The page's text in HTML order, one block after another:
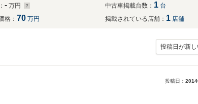
- 万円 中古車掲載台数： 1 台
格： 70 万円 掲載されている店舗： 1 店舗
投稿日： 2014